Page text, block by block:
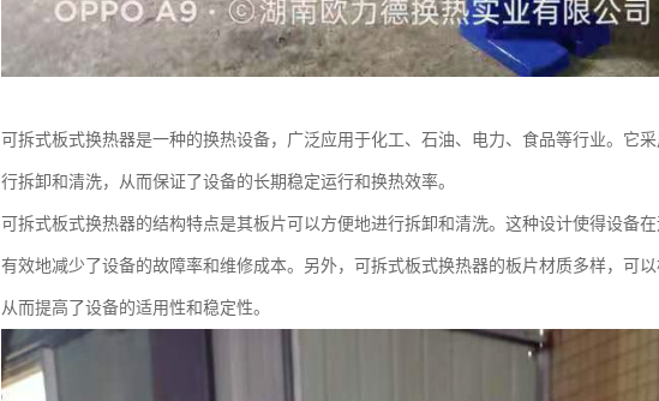
可拆式板式换热器是一种的换热设备，广泛应用于化工、石油、电力、食品等行业。它
行拆卸和清洗，从而保证了设备的长期稳定运行和换热效率。
可拆式板式换热器的结构特点是其板片可以方便地进行拆卸和清洗。这种设计使得设备
有效地减少了设备的故障率和维修成本。另外，可拆式板式换热器的板片材质多样，可
从而提高了设备的适用性和稳定性。